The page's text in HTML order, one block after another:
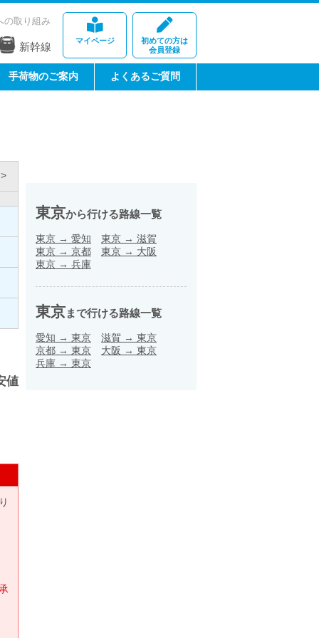
マイページ
初めての方は
会員登録
の取り組み
新幹線
手荷物のご案内 よくあるご質問
値
東京から行ける路線一覧
東京 → 愛知 東京 → 滋賀
東京 → 京都 東京 → 大阪
東京 → 兵庫
東京まで行ける路線一覧
愛知 → 東京 滋賀 → 東京
京都 → 東京 大阪 → 東京
兵庫 → 東京